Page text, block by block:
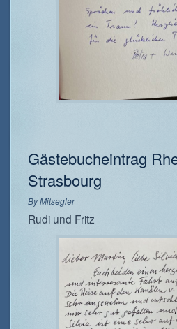
Gästebucheintrag
Strasbourg
ByMitsegler
Rudi und Fritz